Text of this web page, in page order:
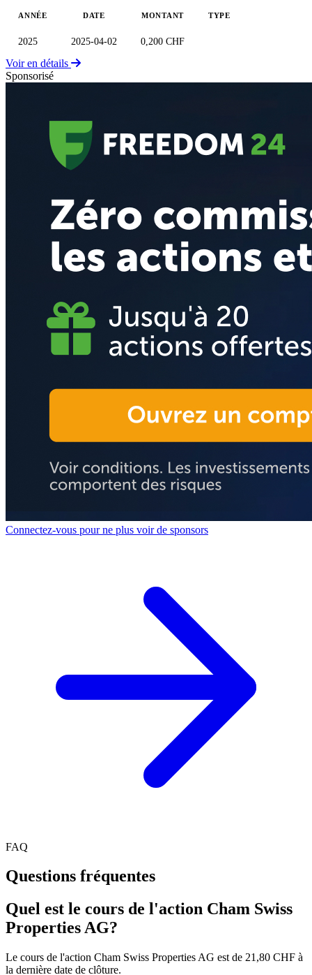
ANNÉE DATE MONTANT TYPE
2025 2025-04-02 0,200 CHF
Voir en détails
Sponsorisé
Connectez-vous pour ne plus voir de sponsors
FAQ
Questions fréquentes
Quel est le cours de l'action Cham Swiss
Properties AG?
Le cours de l'action Cham Swiss Properties AG est de 21,80 CHF à
la dernière date de clôture.